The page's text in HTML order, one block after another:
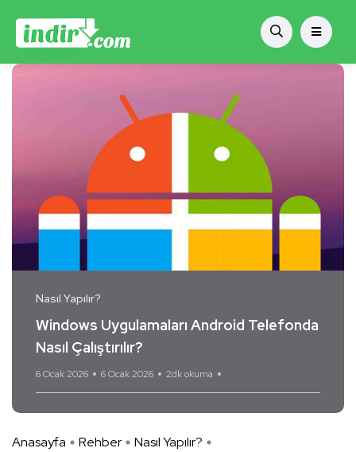
Nasıl Yapılır?
Windows Uygulamaları Android Telefonda
Nasıl Çalıştırılır?
6 Ocak 2026 6 Ocak 2026 2dk okuma
Anasayfa Rehber
Nasıl Yapılır?